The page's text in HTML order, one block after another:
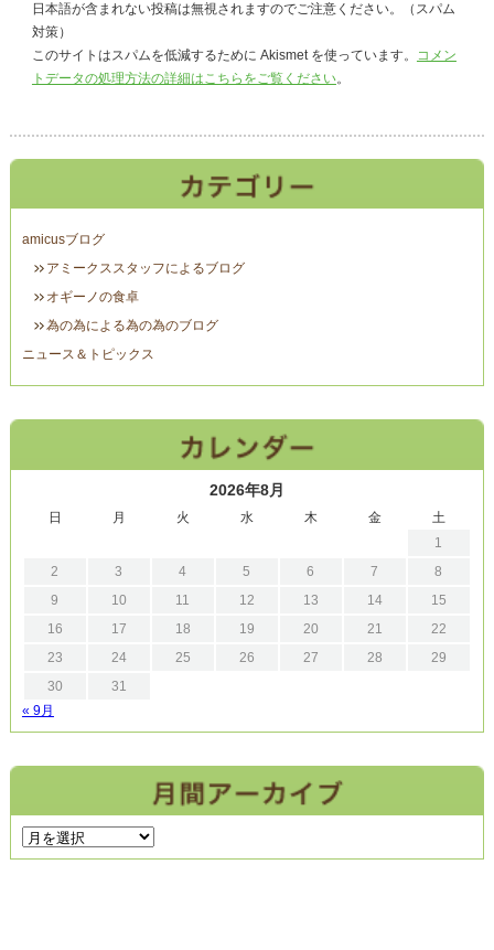
日本語が含まれない投稿は無視されますのでご注意ください。（スパム
対策）
このサイトはスパムを低減するために Akismet を使っています。 コメン
トデータの処理方法の詳細はこちらをご覧ください。
amicusブログ
アミークススタッフによるブログ
オギーノの食卓
為の為による為の為のブログ
ニュース＆トピックス
2026年8月
日 月 火 水 木 金
土
1
2
3 4 5 6 7
8
9
10 11 12 13 14
15
16
17 18 19 20 21
22
23
24 25 26 27 28
29
30
31
« 9月